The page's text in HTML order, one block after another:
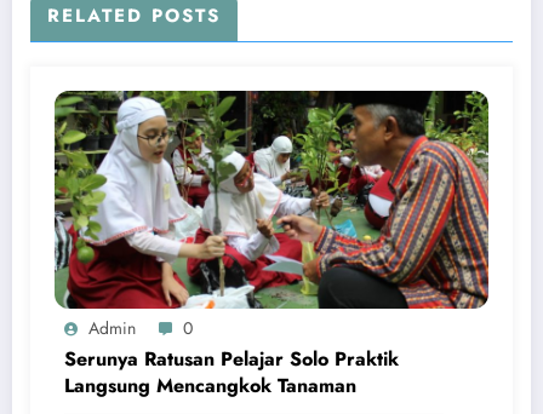
RELATED POSTS
Admin 0
Serunya Ratusan Pelajar Solo Praktik
Langsung Mencangkok Tanaman